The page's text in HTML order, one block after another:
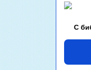
С